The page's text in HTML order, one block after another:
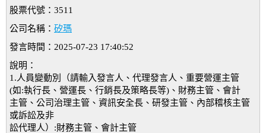
股票代號：3511
公司名稱： 矽瑪
發言時間：2025-07-23 17:40:52
說明：
1.人員變動別（請輸入發言人、代理發言人、重要營運主管
(如:執行長、營運長、行銷長及策略長等)、財務主管、會計
主管、公司治理主管、資訊安全長、研發主管、內部稽核主管
或訴訟及非
訟代理人）:財務主管、會計主管